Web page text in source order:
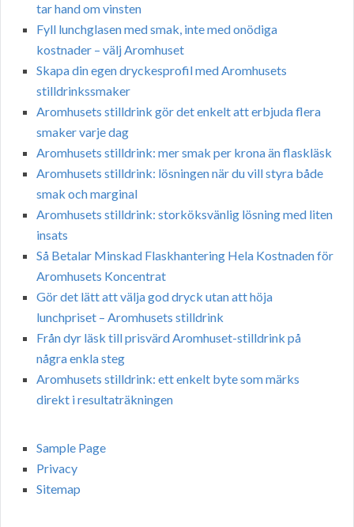
tar hand om vinsten
Fyll lunchglasen med smak, inte med onödiga
kostnader – välj Aromhuset
Skapa din egen dryckesprofil med Aromhusets
stilldrinkssmaker
Aromhusets stilldrink gör det enkelt att erbjuda flera
smaker varje dag
Aromhusets stilldrink: mer smak per krona än flaskläsk
Aromhusets stilldrink: lösningen när du vill styra både
smak och marginal
Aromhusets stilldrink: storköksvänlig lösning med liten
insats
Så Betalar Minskad Flaskhantering Hela Kostnaden för
Aromhusets Koncentrat
Gör det lätt att välja god dryck utan att höja
lunchpriset – Aromhusets stilldrink
Från dyr läsk till prisvärd Aromhuset-stilldrink på
några enkla steg
Aromhusets stilldrink: ett enkelt byte som märks
direkt i resultaträkningen
Sample Page
Privacy
Sitemap